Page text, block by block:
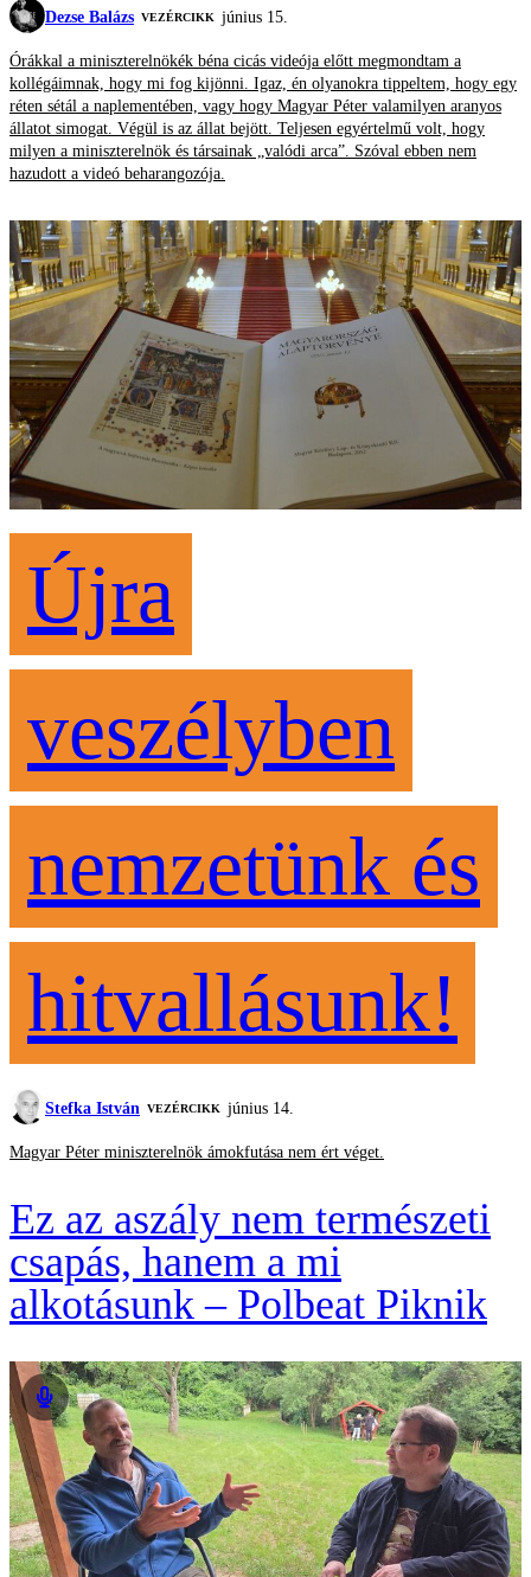
Dezse Balázs VEZÉRCIKK június 15.
Órákkal a miniszterelnökék béna cicás videója előtt megmondtam a
kollégáimnak, hogy mi fog kijönni. Igaz, én olyanokra tippeltem, hogy egy
réten sétál a naplementében, vagy hogy Magyar Péter valamilyen aranyos
állatot simogat. Végül is az állat bejött. Teljesen egyértelmű volt, hogy
milyen a miniszterelnök és társainak „valódi arca”. Szóval ebben nem
hazudott a videó beharangozója.
Újra
veszélyben
nemzetünk és
hitvallásunk!
Stefka István VEZÉRCIKK június 14.
Magyar Péter miniszterelnök ámokfutása nem ért véget.
Ez az aszály nem természeti
csapás, hanem a mi
alkotásunk – Polbeat Piknik